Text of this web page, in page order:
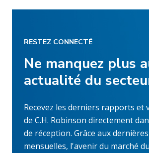
RESTEZ CONNECTÉ
Ne manquez plus
actualité du
Recevez les derniers rapports et
de C.H. Robinson directement
de réception. Grâce aux
mensuelles, l'avenir du marché